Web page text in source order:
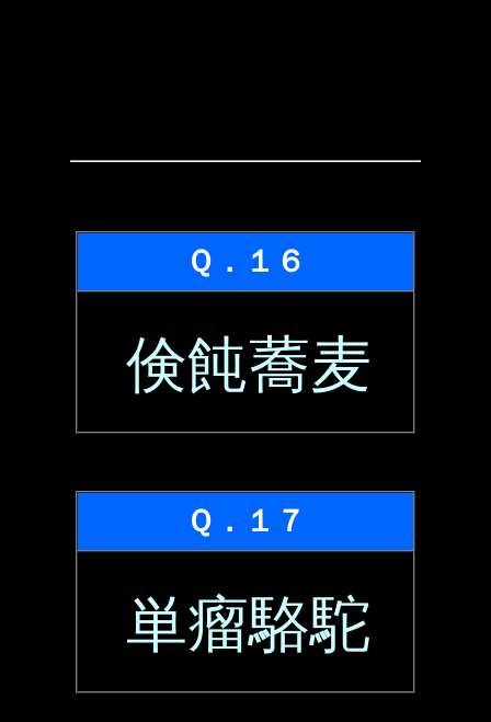
Ｑ．１６
倹飩蕎麦
Ｑ．１７
単瘤駱駝